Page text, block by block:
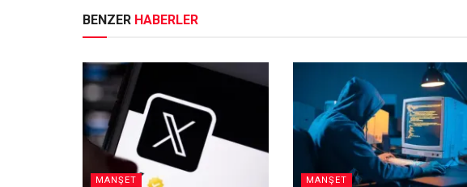
BENZER HABERLER
MANŞET MANŞET